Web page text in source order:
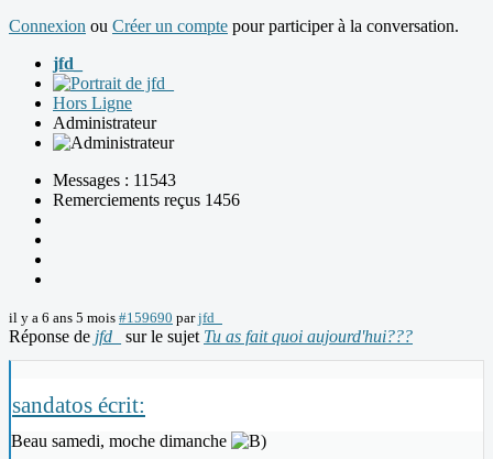
Connexion ou Créer un compte pour participer à la conversation.
jfd_
Hors Ligne
Administrateur
Messages : 11543
Remerciements reçus 1456
il y a 6 ans 5 mois #159690 parjfd_
Réponse de jfd_ sur le sujet Tu as fait quoi aujourd'hui???
sandatos écrit:
Beau samedi, moche dimanche